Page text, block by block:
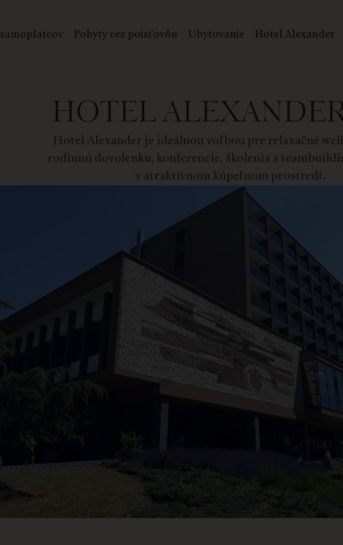
Pobyty cez poisťovňu Ubytovanie Hotel Alexander
HOTEL
Hotel Alexander je ideálnou voľbou pre relaxačné
rodinnú dovolenku, konferencie, školenia a
v atraktívnom kúpeľnom prostredí.